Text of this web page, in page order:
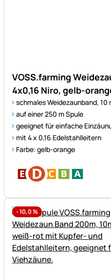
VOSS.farming
4x0,16 Niro, gelb-
schmales Weidezaunband, 10
auf einer 250 m Spule
geeignet für einfache
mit 4 x 0,16 Edelstahlleitern
Farbe: gelb-orange
-10,0%